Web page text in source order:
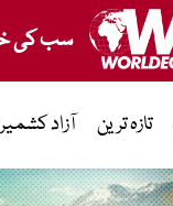
سب کی
تازہ ترین آزاد کشمیر